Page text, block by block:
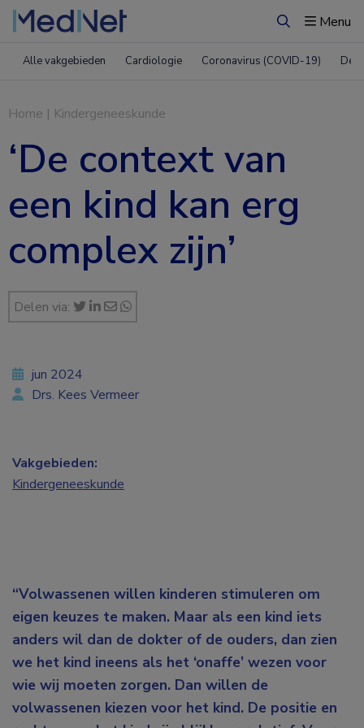
ZoekenMenu
Alle vakgebieden Cardiologie Coronavirus (COVID-19)
Home | Kindergeneeskunde
‘De context van
een kind kan erg
complex zijn’
Delen via:
“Volwassenen willen kinderen stimuleren om
eigen keuzes te maken. Maar als een kind iets
anders wil dan de dokter of de ouders, dan zien
we het kind ineens als het ‘onaffe’ wezen voor
wie wij moeten zorgen. Dan willen de
volwassenen kiezen voor het kind. De positie en
jun 2024
Drs. Kees Vermeer
Vakgebieden:
Kindergeneeskunde